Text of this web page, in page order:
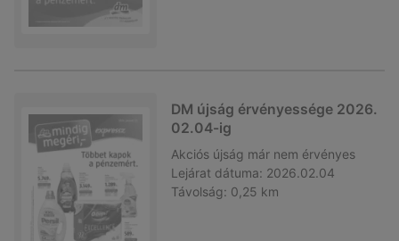
DM újság érvényessége 2026.
02.04-ig
Akciós újság már nem érvényes
Lejárat dátuma: 2026.02.04
Távolság: 0,25 km